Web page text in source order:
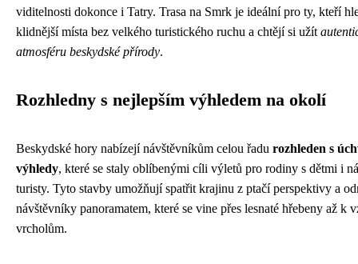
viditelnosti dokonce i Tatry. Trasa na Smrk je ideální pro ty, kteří
klidnější místa bez velkého turistického ruchu a chtějí si užít
atmosféru beskydské přírody.
Rozhledny s nejlepším výhledem na okolí
Beskydské hory nabízejí návštěvníkům celou řadu rozhleden s
výhledy, které se staly oblíbenými cíli výletů pro rodiny s dětmi i
turisty. Tyto stavby umožňují spatřit krajinu z ptačí perspektivy a
návštěvníky panoramatem, které se vine přes lesnaté hřebeny až k
vrcholům.